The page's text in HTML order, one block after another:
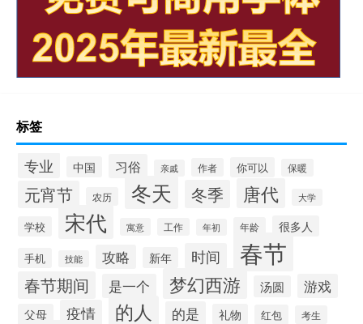
标签
专业 中国 习俗 亲戚 作者 你可以 保暖
元宵节 农历 冬天 冬季 唐代 大学
学校 宋代 寓意 工作 年初 年龄 很多人
手机 技能 攻略 新年 时间 春节
春节期间 是一个 梦幻西游 汤圆 游戏
父母 疫情 的人 的是 礼物 红包 考生